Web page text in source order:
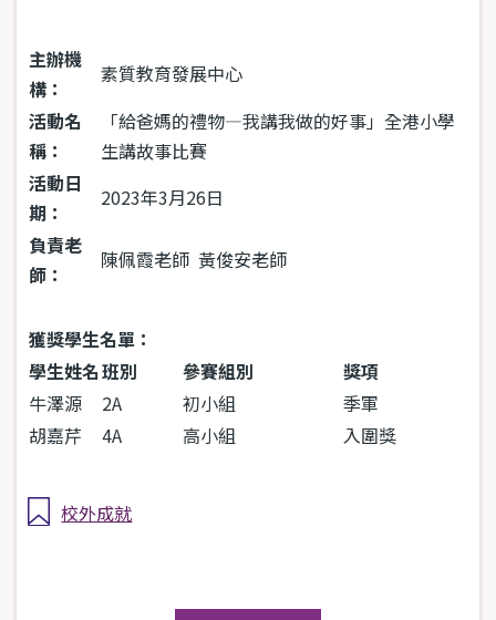
主辦機
構：
素質教育發展中心
活動名
稱：
「給爸媽的禮物—我講我做的好事」全港小學
生講故事比賽
活動日
期：
2023年3月26日
負責老
師：
陳佩霞老師 黃俊安老師
獲獎學生名單：
學生姓名班別 參賽組別
獎項
牛澤源
2A 初小組
季軍
胡嘉芹
4A 高小組 入圍獎
校外成就